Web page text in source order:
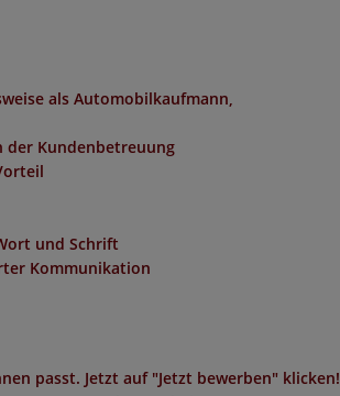
als Automobilkaufmann,
der Kundenbetreuung
und Schrift
Kommunikation
passt. Jetzt auf "Jetzt bewerben" klicken!